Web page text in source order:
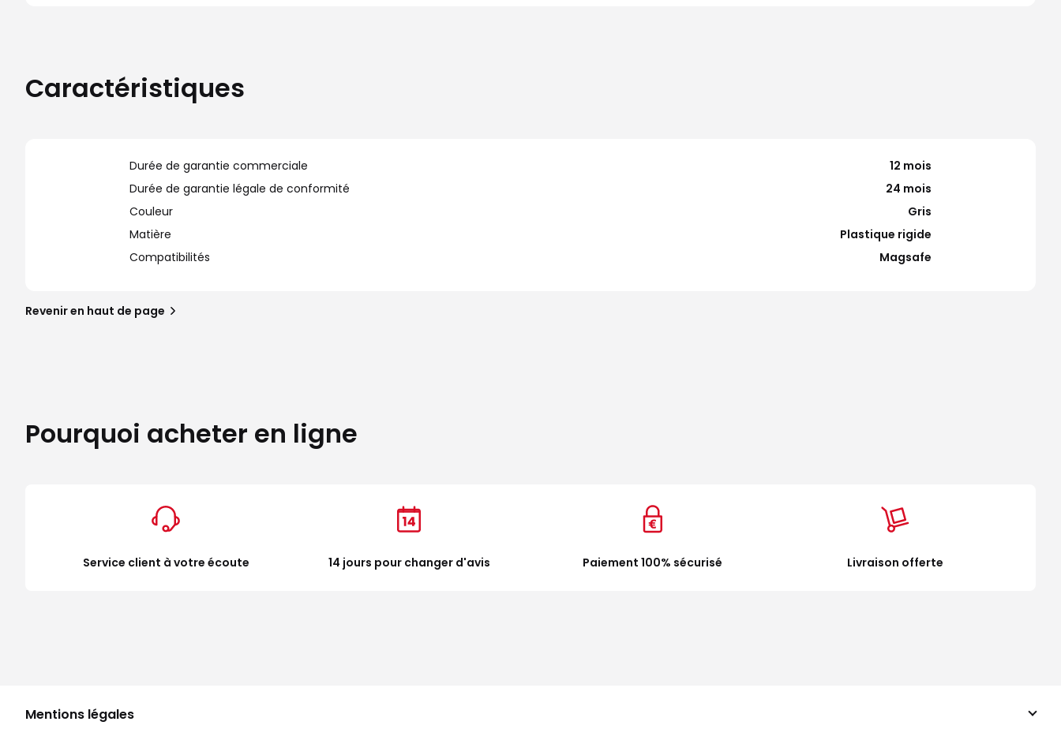
Caractéristiques
Durée de garantie commerciale
12 mois
Durée de garantie légale de conformité
24 mois
Couleur
Gris
Matière
Plastique rigide
Compatibilités
Magsafe
Revenir en haut de page
Pourquoi acheter en ligne
Service client à votre écoute 14 jours pour changer d'avis Paiement 100% sécurisé Livraison offerte
Mentions légales